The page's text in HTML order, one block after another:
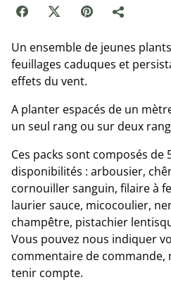
Un ensemble de jeunes
feuillages caduques et
effets du vent.
A planter espacés de un
un seul rang ou sur deux
Ces packs sont composés de
disponibilités : arbousier,
cornouiller sanguin, filaire à
laurier sauce, micocoulier,
champêtre, pistachier
Vous pouvez nous indiquer
commentaire de commande,
tenir compte.